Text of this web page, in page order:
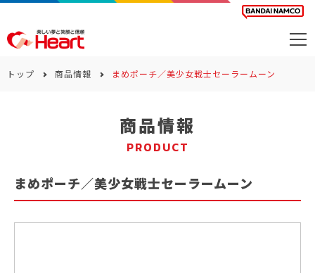
サステナビリティ
トップ 商品情報 まめポーチ／美少女戦士セーラームーン
商品情報
PRODUCT
まめポーチ／美少女戦士セーラームーン